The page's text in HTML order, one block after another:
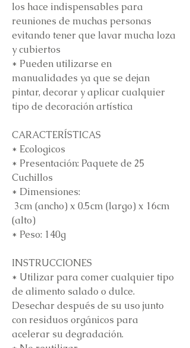
los hace indispensables para
reuniones de muchas personas
evitando tener que lavar mucha loza
y cubiertos
* Pueden utilizarse en
manualidades ya que se dejan
pintar, decorar y aplicar cualquier
tipo de decoración artística
CARACTERÍSTICAS
* Ecologicos
* Presentación: Paquete de 25
Cuchillos
* Dimensiones:
3cm (ancho) x 0.5cm (largo) x 16cm
(alto)
* Peso: 140g
INSTRUCCIONES
* Utilizar para comer cualquier tipo
de alimento salado o dulce.
Desechar después de su uso junto
con residuos orgánicos para
acelerar su degradación.